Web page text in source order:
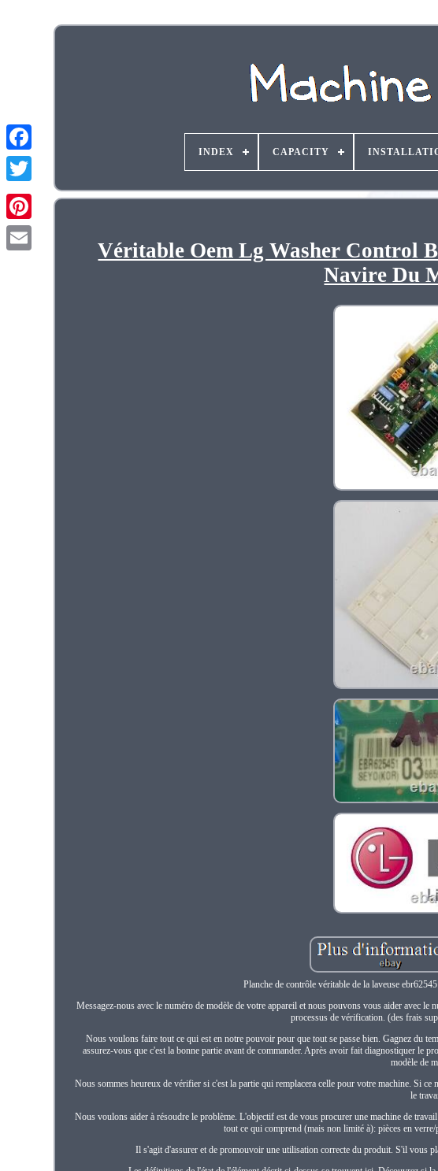
INDEX CAPACITY
Véritable Oem Lg Washer Control
Navire Du
Planche de contrôle véritable de la laveuse
Messagez-nous avec le numéro de modèle de votre appareil et nous pouvons vous aider avec
processus de vérification. (des frais
Nous voulons faire tout ce qui est en notre pouvoir pour que tout se passe bien. Gagnez du
assurez-vous que c'est la bonne partie avant de commander. Après avoir fait diagnostiquer le
modèle de
Nous sommes heureux de vérifier si c'est la partie qui remplacera celle pour votre machine. Si
le
Nous voulons aider à résoudre le problème. L'objectif est de vous procurer une machine de
tout ce qui comprend (mais non limité à): pièces en
Il s'agit d'assurer et de promouvoir une utilisation correcte du produit. S'il vous